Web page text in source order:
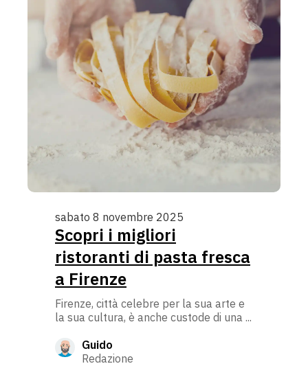
sabato 8 novembre 2025
Scopri i migliori
ristoranti di pasta fresca
a Firenze
Firenze, città celebre per la sua arte e
la sua cultura, è anche custode di una ...
Guido
Redazione